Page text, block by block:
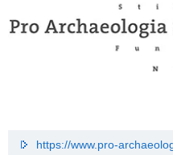
https://www.pro-